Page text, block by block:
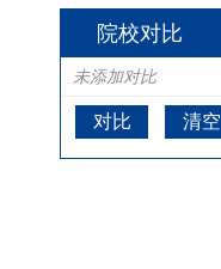
院校对比
未添加对比
对比 清空